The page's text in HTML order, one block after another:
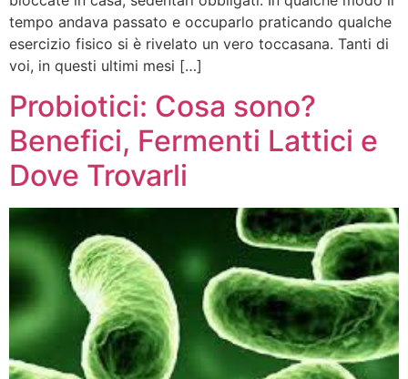
tempo andava passato e occuparlo praticando qualche
esercizio fisico si è rivelato un vero toccasana. Tanti di
voi, in questi ultimi mesi […]
Probiotici: Cosa sono?
Benefici, Fermenti Lattici e
Dove Trovarli